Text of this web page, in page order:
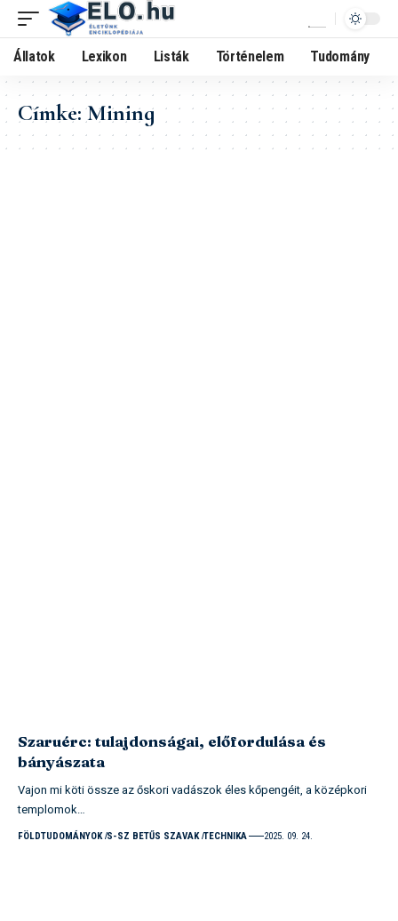
Állatok Lexikon Listák Történelem Tudomány
Címke:Mining
Szaruérc: tulajdonságai, előfordulása és
bányászata
Vajon mi köti össze az őskori vadászok éles kőpengéit, a középkori
templomok…
FÖLDTUDOMÁNYOK S-SZ BETŰS SZAVAK TECHNIKA 2025. 09. 24.